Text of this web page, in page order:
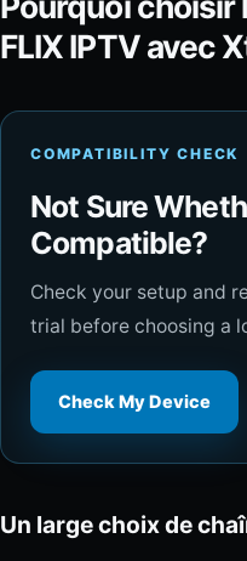
FLIX IPTV avec
COMPATIBILITY CHECK
Not Sure
Compatible?
Check your setup and
trial before choosing a
Check My Device
Un large choix de